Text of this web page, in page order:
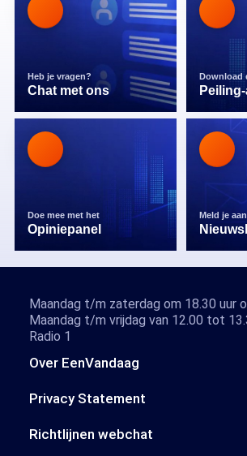
Heb je vragen?
Chat met ons
Download
Doe mee met het
Opiniepanel
Meld je
Over EenVandaag
Privacy Statement
Richtlijnen webchat
Maandag t/m zaterdag om 18.30 uur
Maandag t/m vrijdag van 12.00 tot
Radio 1